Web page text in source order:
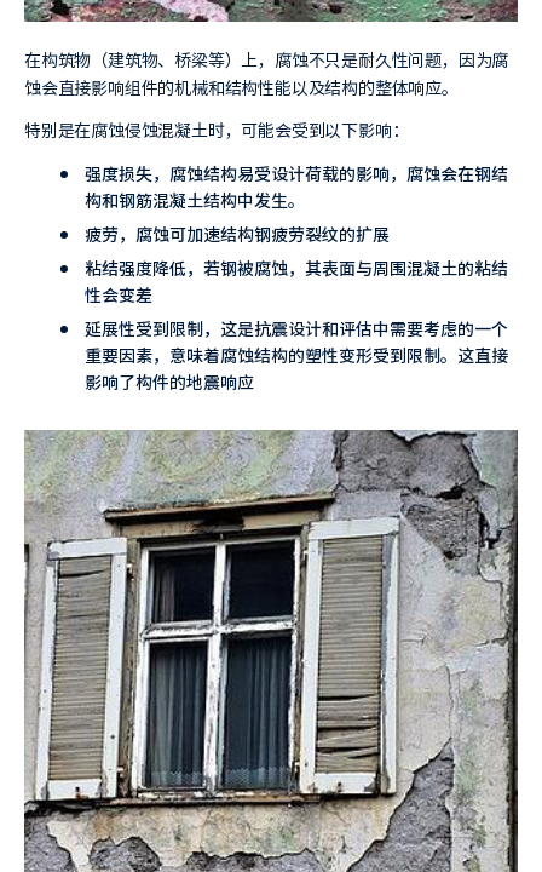
在构筑物（建筑物、桥梁等）上，腐蚀不只是耐久性问题，因为腐
蚀会直接影响组件的机械和结构性能以及结构的整体响应。
特别是在腐蚀侵蚀混凝土时，可能会受到以下影响：
强度损失，腐蚀结构易受设计荷载的影响，腐蚀会在钢结
构和钢筋混凝土结构中发生。
疲劳，腐蚀可加速结构钢疲劳裂纹的扩展
粘结强度降低，若钢被腐蚀，其表面与周围混凝土的粘结
性会变差
延展性受到限制，这是抗震设计和评估中需要考虑的一个
重要因素，意味着腐蚀结构的塑性变形受到限制。这直接
影响了构件的地震响应